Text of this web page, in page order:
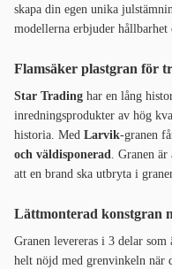
skapa din egen unika
modellerna erbjuder
Flamsäker plastgran för
Star Trading har en lång
inredningsprodukter av hög
historia. Med Larvik-granen
och väldisponerad. Granen är
att en brand ska utbryta i
Lättmonterad konstgran
Granen levereras i 3 delar
helt nöjd med grenvinkeln när